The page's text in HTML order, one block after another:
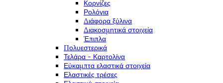
Κορνίζες
Ρολόγια
Διάφορα ξύλινα
Διακοσμητικά στοιχεία
Έπιπλα
Πολυεστερικά
Τελάρα - Καρτολίνα
Εύκαμπτα ελαστικά στοιχεία
Ελαστικές τρέσες